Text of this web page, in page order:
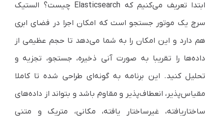
ابتدا تعریف می‌کنیم که Elasticsearch چیست؟ الستیک
سرچ یک موتور جستجو است که امکان اجرا در فضای ابری
هم دارد و این امکان را به شما می‌دهد تا حجم عظیمی از
داده‌ها را تقریبا به صورت آنی ذخیره، جستجو، تجزیه و
تحلیل کنید. این برنامه به گونه‌ای طراحی شده تا کاملا
مقیاس‌پذیر، انعطاف‌پذیر و مقاوم باشد و بتواند از داده‌های
ساختاریافته، غیرساختار یافته، مکانی، متریک و متنی